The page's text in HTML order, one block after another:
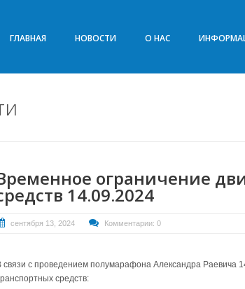
ГЛАВНАЯ НОВОСТИ О НАС
ограничение
14.09.2024
сентября 13, 2024 Комментарии: 0
связи с проведением полумарафона Александра Раевича
средств: